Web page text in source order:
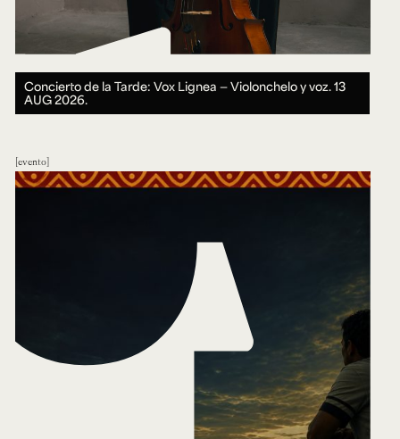
Concierto de la Tarde: Vox Lignea — Violonchelo y voz.13
AUG 2026.
evento